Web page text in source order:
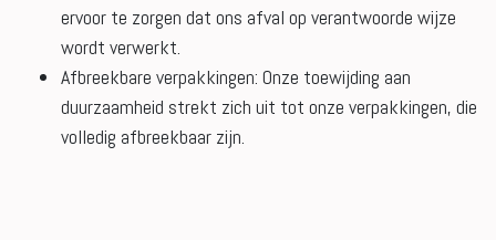
ervoor te zorgen dat ons afval op verantwoorde wijze
wordt verwerkt.
Afbreekbare verpakkingen: Onze toewijding aan
duurzaamheid strekt zich uit tot onze verpakkingen, die
volledig afbreekbaar zijn.